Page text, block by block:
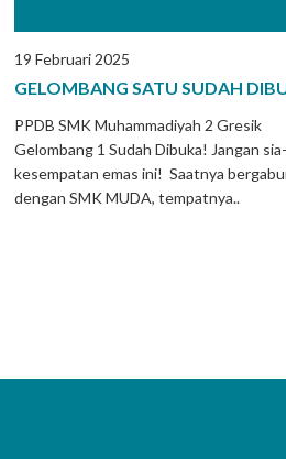
19 Februari 2025
GELOMBANG SATU SUDAH
PPDB SMK Muhammadiyah 2 Gresik
Gelombang 1 Sudah Dibuka! Jangan
kesempatan emas ini! Saatnya
dengan SMK MUDA, tempatnya..